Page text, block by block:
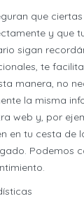
que
y que
sigan
te
manera, no
la misma
web y, por
en tu cesta de
Podemos